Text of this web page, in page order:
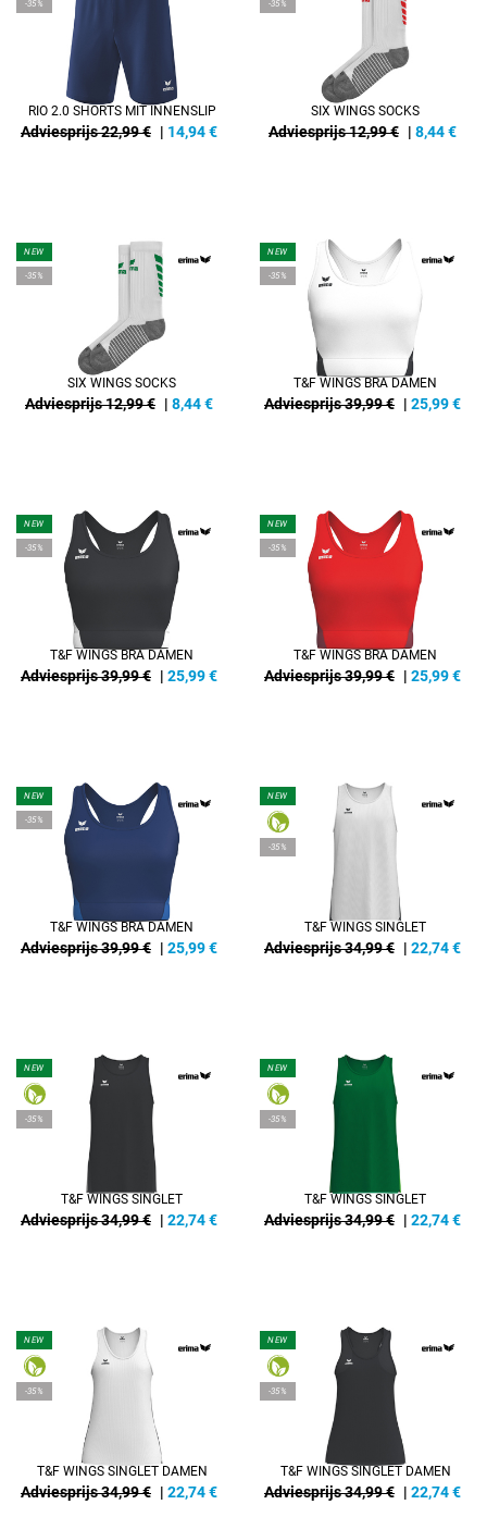
-35%
RIO 2.0 SHORTS MIT INNENSLIP
Adviesprijs 22,99 € | 14,94€
-35%
SIX WINGS SOCKS
Adviesprijs 12,99 € | 8,44€
NEW
-35%
SIX WINGS SOCKS
Adviesprijs 12,99 € | 8,44€
NEW
-35%
T&F WINGS BRA DAMEN
Adviesprijs 39,99 € | 25,99€
NEW
-35%
T&F WINGS BRA DAMEN
Adviesprijs 39,99 € | 25,99€
NEW
-35%
T&F WINGS BRA DAMEN
Adviesprijs 39,99 € | 25,99€
NEW
-35%
T&F WINGS BRA DAMEN
Adviesprijs 39,99 € | 25,99€
NEW
-35%
T&F WINGS SINGLET
Adviesprijs 34,99 € | 22,74€
NEW
-35%
T&F WINGS SINGLET
Adviesprijs 34,99 € | 22,74€
NEW
-35%
T&F WINGS SINGLET
Adviesprijs 34,99 € | 22,74€
NEW
-35%
T&F WINGS SINGLET DAMEN
Adviesprijs 34,99 € | 22,74€
NEW
-35%
T&F WINGS SINGLET DAMEN
Adviesprijs 34,99 € | 22,74€